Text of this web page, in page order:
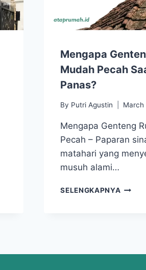
Mengapa
Mudah Pecah
Panas?
By Putri Agustin March
Mengapa Genteng
Pecah – Paparan
matahari yang
musuh alami…
SELENGKAPNYA